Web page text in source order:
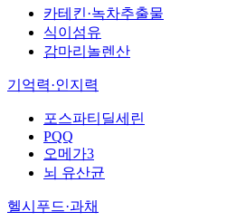
카테킨·녹차추출물
식이섬유
감마리놀렌산
기억력·인지력
포스파티딜세린
PQQ
오메가3
뇌 유산균
헬시푸드·과채